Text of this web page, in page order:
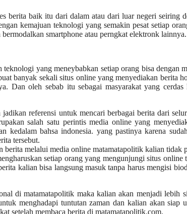
berita baik itu dari dalam atau dari luar negeri seiring
kemajuan teknologi yang semakin pesat setiap
smartphone atau perngkat elektronk lainnya.
yang meneybabkan setiap orang bisa dengan
banyak sekali situs online yang menyediakan berita
Dan oleh sebab itu sebagai masyarakat yang
referensi untuk mencari berbagai berita dari
salah satu perintis media online yang
kedalam bahsa indonesia. yang pastinya karena
tersebut.
berita melalui media online matamatapolitik kalian tidak
setiap orang yang mengunjungi situs
kalian bisa langsung masuk tanpa harus mengisi
di matamatapolitik maka kalian akan menjadi lebih
menghadapi tuntutan zaman dan kalian akan siap
setelah membaca berita di matamatapolitik.com.